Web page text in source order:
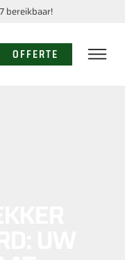
bereikbaar!
OFFERTE